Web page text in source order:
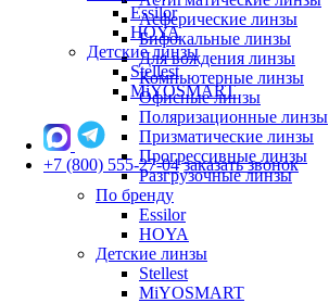
Асферические линзы
Бифокальные линзы
Для вождения линзы
Компьютерные линзы
Офисные линзы
Поляризационные линзы
Призматические линзы
Прогрессивные линзы
Разгрузочные линзы
По бренду
Essilor
HOYA
Детские линзы
Stellest
MiYOSMART
Essilor
HOYA
Детские линзы
Stellest
MiYOSMART
+7 (800) 555-27-04 заказать звонок